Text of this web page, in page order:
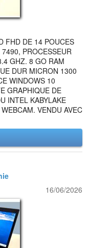
FHD DE 14 POUCES
PROCESSEUR
GHZ. 8 GO RAM
DUR MICRON 1300
WINDOWS 10
GRAPHIQUE DE
INTEL KABYLAKE
VENDU AVEC
16/06/2026